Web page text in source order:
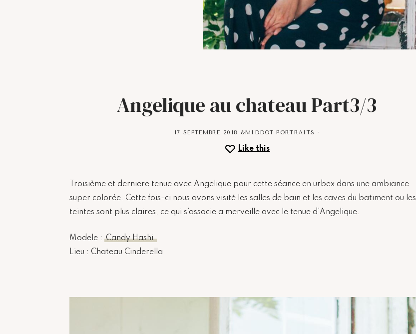
Angelique au chateau Part3/3
17 SEPTEMBRE 2018 &MIDDOT PORTRAITS ·
Like this
Troisième et derniere tenue avec Angelique pour cette séance en urbex dans une ambiance
super colorée. Cette fois-ci nous avons visité les salles de bain et les caves du batiment ou les
teintes sont plus claires, ce qui s’associe a merveille avec le tenue d’Angelique.
Modele :Candy Hashi
Lieu : Chateau Cinderella